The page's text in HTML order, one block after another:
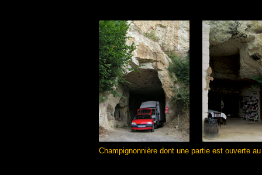
Champignonnière dont une partie est ouverte